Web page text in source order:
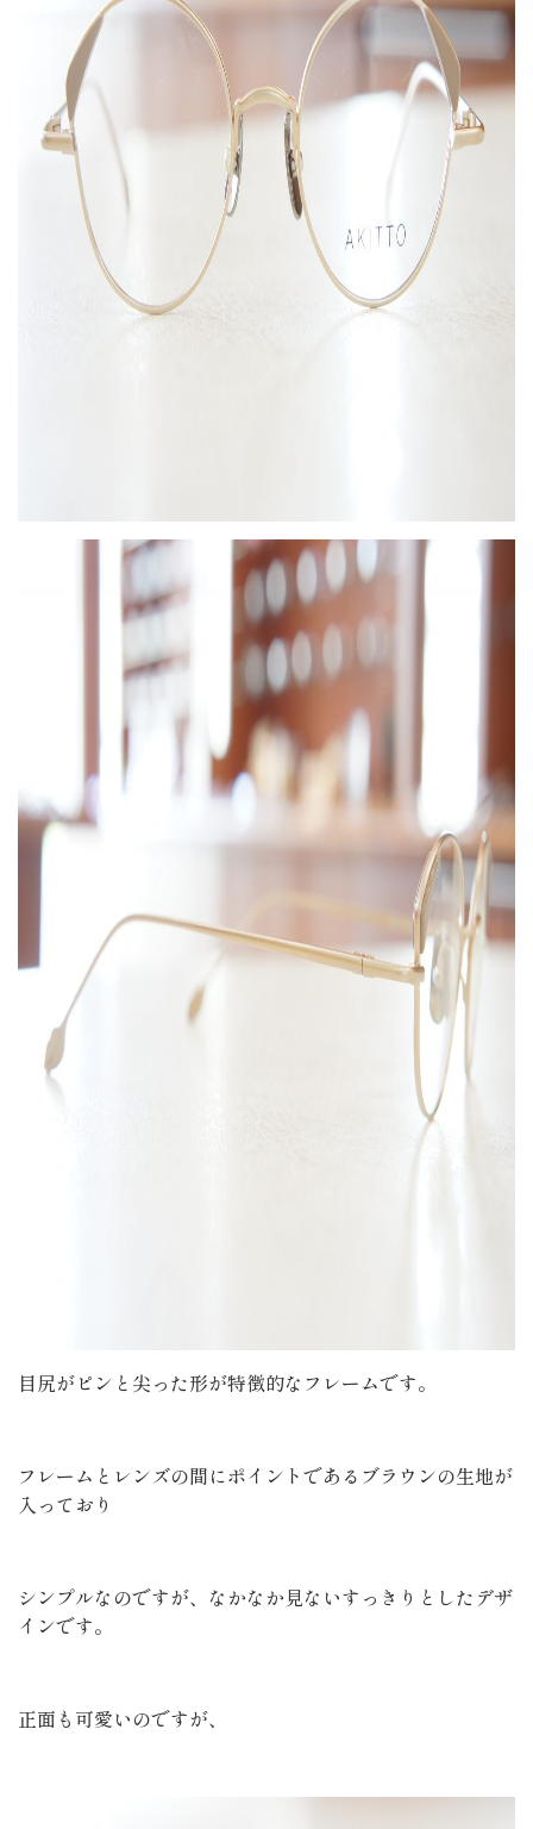
目尻がピンと尖った形が特徴的なフレームです。
フレームとレンズの間にポイントであるブラウンの生地が
入っており
シンプルなのですが、なかなか見ないすっきりとしたデザ
インです。
正面も可愛いのですが、